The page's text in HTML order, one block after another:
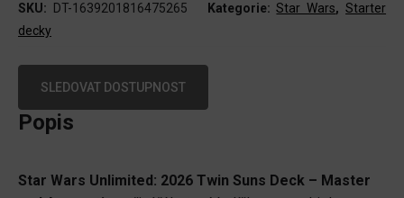
SKU: DT-1639201816475265 Kategorie:Star Wars,Starter
decky
SLEDOVAT DOSTUPNOST
Popis
Star Wars Unlimited: 2026 Twin Suns Deck – Master